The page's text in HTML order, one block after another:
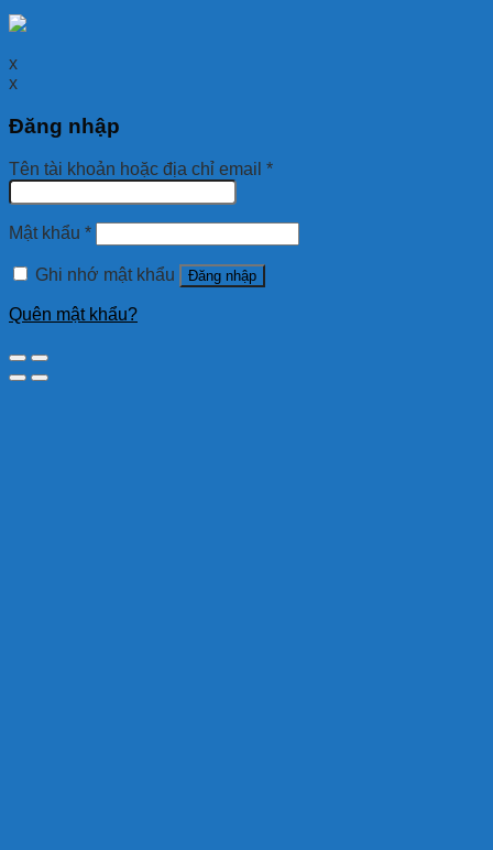
x
x
Đăng nhập
Tên tài khoản hoặc địa chỉ email *
Mật khẩu *
Ghi nhớ mật khẩu Đăng nhập
Quên mật khẩu?